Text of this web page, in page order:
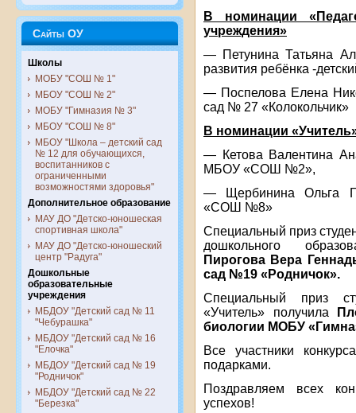
Сайты ОУ
Школы
МОБУ "СОШ № 1"
МБОУ "СОШ № 2"
МОБУ "Гимназия № 3"
МБОУ "СОШ № 8"
МБОУ "Школа – детский сад
№ 12 для обучающихся,
воспитанников с
ограниченными
возможностями здоровья"
Дополнительное образование
МАУ ДО "Детско-юношеская
спортивная школа"
МАУ ДО "Детско-юношеский
центр "Радуга"
Дошкольные
образовательные
учреждения
МБДОУ "Детский сад № 11
"Чебурашка"
МБДОУ "Детский сад № 16
"Елочка"
МБДОУ "Детский сад № 19
"Родничок"
МБДОУ "Детский сад № 22
"Березка"
В номинации
учреждения»
— Петунина Татьяна
развития ребёнка -
— Поспелова Елена
сад № 27 «Колокольчик»
В номинации
— Кетова Валентина
МБОУ «СОШ №2»,
— Щербинина Ольга
«СОШ №8»
Специальный приз
дошкольного
Пирогова Вера
сад №19 «Родничок».
Специальный приз
«Учитель» получила
биологии МОБУ
Все участники
подарками.
Поздравляем всех
успехов!